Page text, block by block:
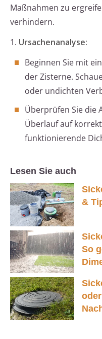
Maßnahmen zu
verhindern.
1. Ursachenanalyse:
Beginnen Sie mit
der Zisterne.
oder undichten
Überprüfen Sie die
Überlauf auf
funktionierende
Lesen Sie auch
&
So